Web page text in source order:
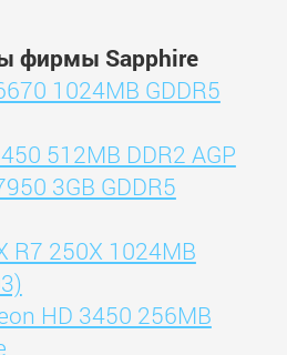
фирмы Sapphire
1024MB GDDR5
512MB DDR2 AGP
3GB GDDR5
R7 250X 1024MB
HD 3450 256MB